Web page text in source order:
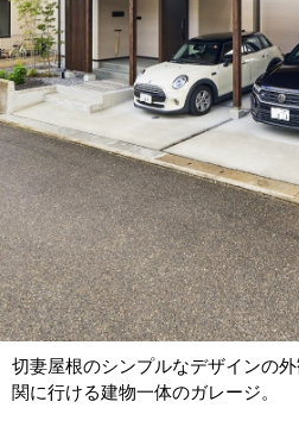
切妻屋根のシンプルなデザインの
関に行ける建物一体のガレージ。